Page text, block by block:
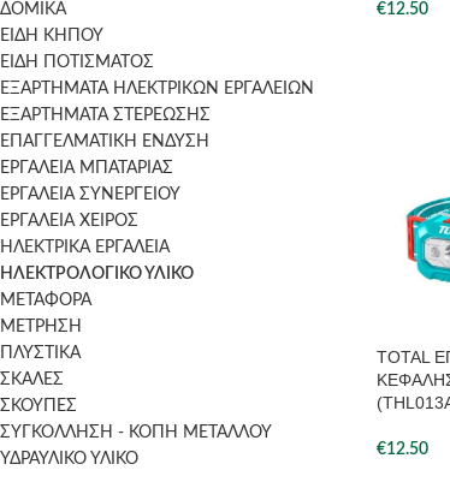
ΔΟΜΙΚΑ
ΕΙΔΗ ΚΗΠΟΥ
ΕΙΔΗ ΠΟΤΙΣΜΑΤΟΣ
ΕΞΑΡΤΗΜΑΤΑ ΗΛΕΚΤΡΙΚΩΝ ΕΡΓΑΛΕΙΩΝ
ΕΞΑΡΤΗΜΑΤΑ ΣΤΕΡΕΩΣΗΣ
ΕΠΑΓΓΕΛΜΑΤΙΚΗ ΕΝΔΥΣΗ
ΕΡΓΑΛΕΙΑ ΜΠΑΤΑΡΙΑΣ
ΕΡΓΑΛΕΙΑ ΣΥΝΕΡΓΕΙΟΥ
ΕΡΓΑΛΕΙΑ ΧΕΙΡΟΣ
ΗΛΕΚΤΡΙΚΑ ΕΡΓΑΛΕΙΑ
ΗΛΕΚΤΡΟΛΟΓΙΚΟ ΥΛΙΚΟ
ΜΕΤΑΦΟΡΑ
ΜΕΤΡΗΣΗ
ΠΛΥΣΤΙΚΑ
ΣΚΑΛΕΣ
ΣΚΟΥΠΕΣ
ΣΥΓΚΟΛΛΗΣΗ - ΚΟΠΗ ΜΕΤΑΛΛΟΥ
ΥΔΡΑΥΛΙΚΟ ΥΛΙΚΟ
€12.50
TOTAL
€12.50